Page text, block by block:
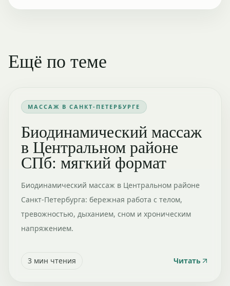
Ещё по теме
МАССАЖ В САНКТ-ПЕТЕРБУРГЕ
Биодинамический массаж
в Центральном районе
СПб: мягкий формат
Биодинамический массаж в Центральном районе
Санкт-Петербурга: бережная работа с телом,
тревожностью, дыханием, сном и хроническим
напряжением.
3 мин чтения Читать